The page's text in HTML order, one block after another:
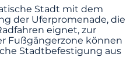
Stadt mit dem
der Uferpromenade, die
eignet, zur
Fußgängerzone können
Stadtbefestigung aus